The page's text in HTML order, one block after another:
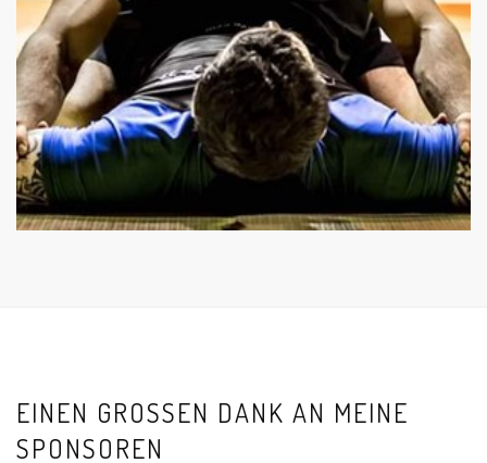
EINEN GROSSEN DANK AN MEINE S
PONSOREN